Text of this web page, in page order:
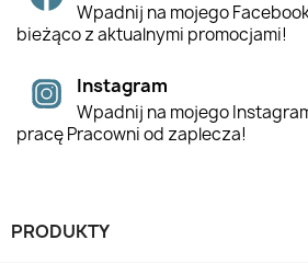
Wpadnij na mojego
bieżąco z aktualnymi promocjami!
Instagram
Wpadnij na mojego
pracę Pracowni od zaplecza!
PRODUKTY